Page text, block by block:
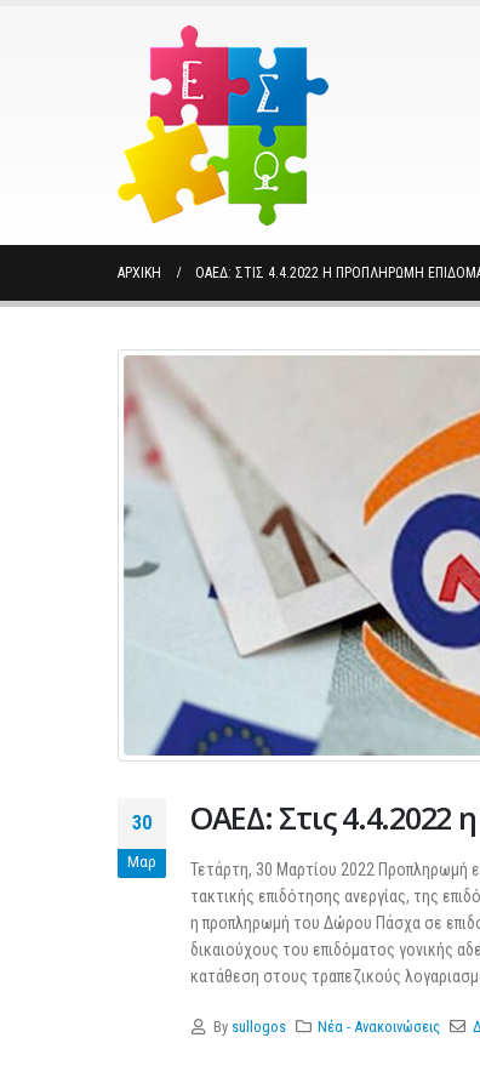
ΑΡΧΙΚΉ ΟΑΕΔ: ΣΤΙΣ 4.4.2022 Η ΠΡΟΠΛΗΡΩΜΉ
30
Μαρ
ΟΑΕΔ: Στις
Τετάρτη, 30 Μαρτίου 2022 Προπληρωμή
τακτικής επιδότησης ανεργίας, της
η προπληρωμή του Δώρου Πάσχα σε
δικαιούχους του επιδόματος γονικής
κατάθεση στους τραπεζικούς
By sullogos Νέα - Ανακοινώσεις
Διερεύνηση Απόψεων για
16 Μαρτίου 2026
ΚΑΔ: Οδηγός της ΑΑΔΕ για
αυτόματη αντιστοίχιση
4 Μαρτίου 2026
Χειρότερες επιδόσεις για 1
επιχειρήσεις